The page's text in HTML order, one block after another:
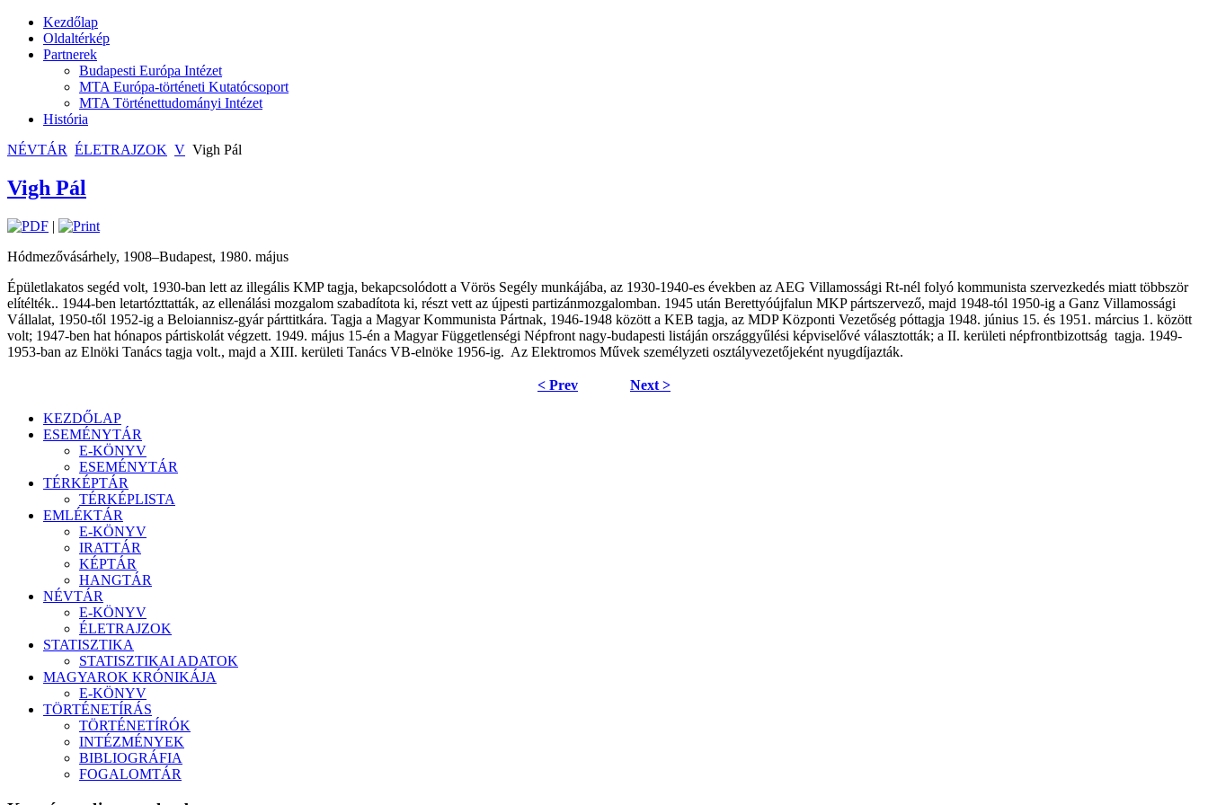
Kezdőlap
Oldaltérkép
Partnerek
Budapesti Európa Intézet
MTA Európa-történeti Kutatócsoport
MTA Történettudományi Intézet
História
NÉVTÁR ÉLETRAJZOK V Vigh Pál
Vigh Pál
|
Hódmezővásárhely, 1908–Budapest, 1980. május
Épületlakatos segéd volt, 1930-ban lett az illegális KMP tagja, bekapcsolódott a Vörös Segély munkájába, az 1930-1940-es években az AEG Villamossági Rt-nél folyó kommunista szervezkedés miatt többször
elítélték.. 1944-ben letartózttatták, az ellenálási mozgalom szabadítota ki, részt vett az újpesti partizánmozgalomban. 1945 után Berettyóújfalun MKP pártszervező, majd 1948-tól 1950-ig a Ganz Villamossági
Vállalat, 1950-től 1952-ig a Beloiannisz-gyár párttitkára. Tagja a Magyar Kommunista Pártnak, 1946-1948 között a KEB tagja, az MDP Központi Vezetőség póttagja 1948. június 15. és 1951. március 1. között
volt; 1947-ben hat hónapos pártiskolát végzett. 1949. május 15-én a Magyar Függetlenségi Népfront nagy-budapesti listáján országgyűlési képviselővé választották; a II. kerületi népfrontbizottság tagja. 1949-
1953-ban az Elnöki Tanács tagja volt., majd a XIII. kerületi Tanács VB-elnöke 1956-ig. Az Elektromos Művek személyzeti osztályvezetőjeként nyugdíjazták.
< Prev Next >
KEZDŐLAP
ESEMÉNYTÁR
E-KÖNYV
ESEMÉNYTÁR
TÉRKÉPTÁR
TÉRKÉPLISTA
EMLÉKTÁR
E-KÖNYV
IRATTÁR
KÉPTÁR
HANGTÁR
NÉVTÁR
E-KÖNYV
ÉLETRAJZOK
STATISZTIKA
STATISZTIKAI ADATOK
MAGYAROK KRÓNIKÁJA
E-KÖNYV
TÖRTÉNETÍRÁS
TÖRTÉNETÍRÓK
INTÉZMÉNYEK
BIBLIOGRÁFIA
FOGALOMTÁR